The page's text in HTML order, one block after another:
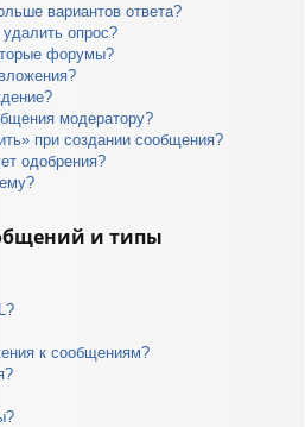
вариантов ответа?
опрос?
форумы?
модератору?
при создании сообщения?
одобрения?
и типы
к сообщениям?